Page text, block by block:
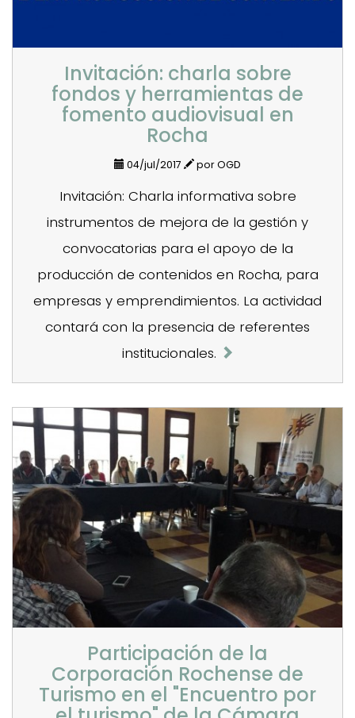
Invitación: charla sobre
fondos y herramientas de
fomento audiovisual en
Rocha
04/jul/2017 por OGD
Invitación: Charla informativa sobre
instrumentos de mejora de la gestión y
convocatorias para el apoyo de la
producción de contenidos en Rocha, para
empresas y emprendimientos. La actividad
contará con la presencia de referentes
institucionales.
Participación de la
Corporación Rochense de
Turismo en el "Encuentro por